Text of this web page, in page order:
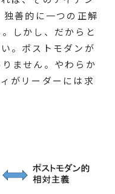
善的に一つの正解
しかし、だからと
。ポストモダンが
ません。やわらか
がリーダーには求